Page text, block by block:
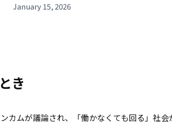
January 15, 2026
き
カムが議論され、「働かなくても回る」社会